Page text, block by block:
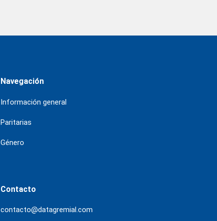
Navegación
Información general
Paritarias
Género
Contacto
contacto@datagremial.com